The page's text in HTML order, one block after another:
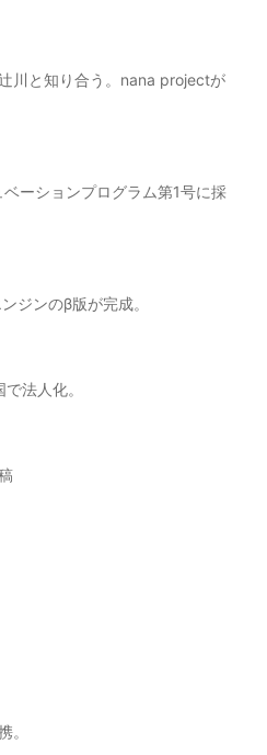
川と知り合う。nana projectが
ーションプログラム第1号に採
ジンのβ版が完成。
法人化。
。